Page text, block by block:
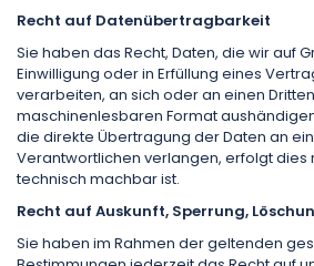
Recht auf Datenübertragbarkeit
Sie haben das Recht, Daten, die wir auf
Einwilligung oder in Erfüllung eines
verarbeiten, an sich oder an einen
maschinenlesbaren Format
die direkte Übertragung der Daten an
Verantwortlichen verlangen, erfolgt dies
technisch machbar ist.
Recht auf Auskunft, Sperrung,
Sie haben im Rahmen der geltenden